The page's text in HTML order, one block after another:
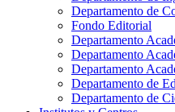
Departamento de
Fondo Editorial
Departamento
Departamento
Departamento
Departamento de
Departamento de